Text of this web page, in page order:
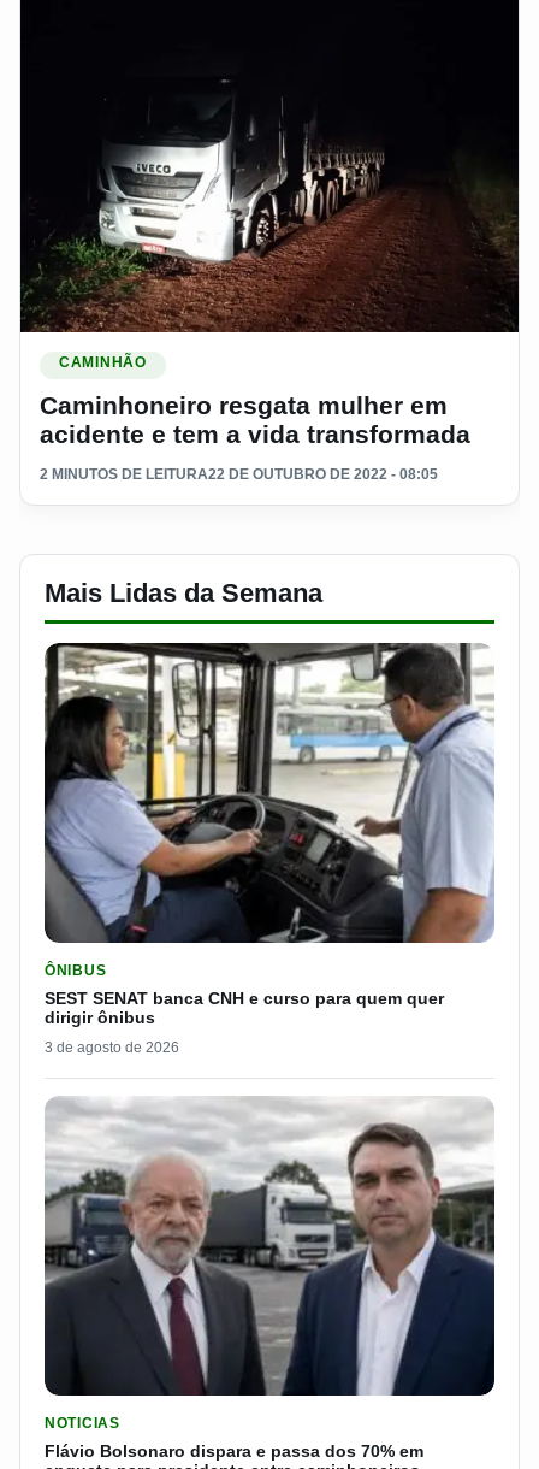
CAMINHÃO
Caminhoneiro resgata mulher em
acidente e tem a vida transformada
2 MINUTOS DE LEITURA22 DE OUTUBRO DE 2022 - 08:05
Mais Lidas da Semana
ÔNIBUS
SEST SENAT banca CNH e curso para quem quer
dirigir ônibus
3 de agosto de 2026
NOTICIAS
Flávio Bolsonaro dispara e passa dos 70% em